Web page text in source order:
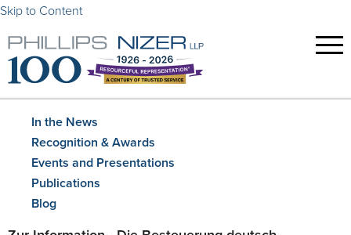
Skip to Content
In the News
Recognition & Awards
Events and Presentations
Publications
Blog